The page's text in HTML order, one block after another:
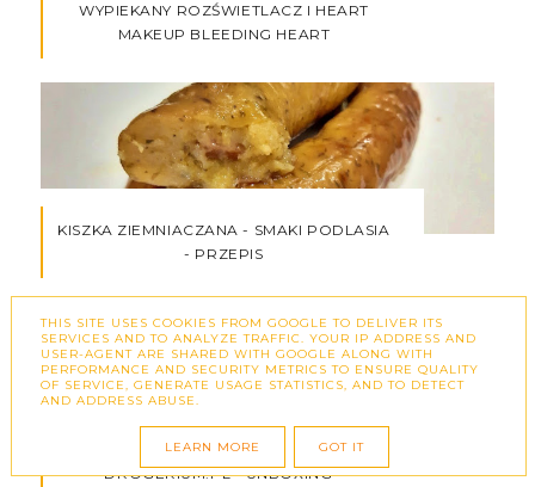
WYPIEKANY ROZŚWIETLACZ I HEART
MAKEUP BLEEDING HEART
KISZKA ZIEMNIACZANA - SMAKI PODLASIA
- PRZEPIS
CZEGO PRAGNĄ KOBIETY - BOX BY
DROGERIUM.PL - UNBOXING -
THIS SITE USES COOKIES FROM GOOGLE TO DELIVER ITS
SERVICES AND TO ANALYZE TRAFFIC. YOUR IP ADDRESS AND
USER-AGENT ARE SHARED WITH GOOGLE ALONG WITH
PERFORMANCE AND SECURITY METRICS TO ENSURE QUALITY
OF SERVICE, GENERATE USAGE STATISTICS, AND TO DETECT
AND ADDRESS ABUSE.
LEARN MORE GOT IT